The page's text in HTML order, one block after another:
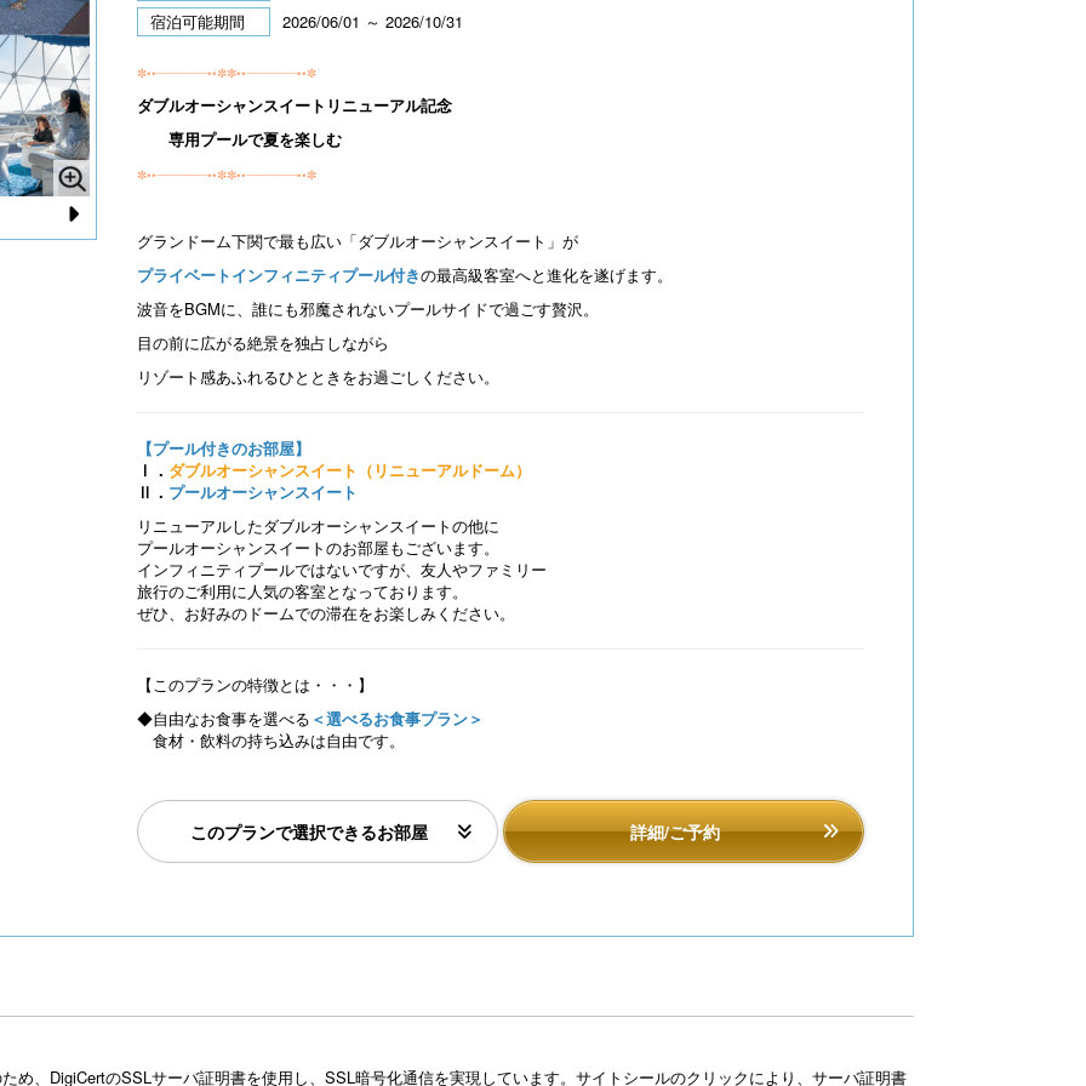
N
宿泊可能期間
2026/06/01 ～ 2026/10/31
✼••┈┈┈┈┈┈┈••✼✼••┈┈┈┈┈┈┈••✼
ダブルオーシャンスイートリニューアル記念
専用プールで夏を楽しむ
✼••┈┈┈┈┈┈┈••✼✼••┈┈┈┈┈┈┈••✼
グランドーム下関で最も広い「ダブルオーシャンスイート」が
プライベートインフィニティプール付きの最高級客室へと進化を遂げます。
波音をBGMに、誰にも邪魔されないプールサイドで過ごす贅沢。
目の前に広がる絶景を独占しながら
リゾート感あふれるひとときをお過ごしください。
【プール付きのお部屋】
Ⅰ． ダブルオーシャンスイート（リニューアルドーム）
Ⅱ． プールオーシャンスイート
リニューアルしたダブルオーシャンスイートの他に
プールオーシャンスイートのお部屋もございます。
インフィニティプールではないですが、友人やファミリー
旅行のご利用に人気の客室となっております。
ぜひ、お好みのドームでの滞在をお楽しみください。
【このプランの特徴とは・・・】
◆自由なお食事を選べる ＜選べるお食事プラン＞
食材・飲料の持ち込みは自由です。
詳細/ご予約
このプランで選択できるお部屋
め、DigiCertのSSLサーバ証明書を使用し、SSL暗号化通信を実現しています。サイトシールのクリックにより、サーバ証明書